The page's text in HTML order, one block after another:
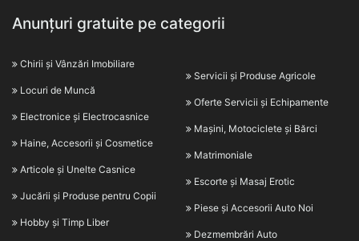
Anunțuri gratuite pe categorii
Chirii și Vânzări Imobiliare
Locuri de Muncă
Electronice și Electrocasnice
Haine, Accesorii și Cosmetice
Articole și Unelte Casnice
Jucării și Produse pentru Copii
Hobby și Timp Liber
Servicii și Produse Agricole
Oferte Servicii și Echipamente
Mașini, Motociclete și Bărci
Matrimoniale
Escorte și Masaj Erotic
Piese și Accesorii Auto Noi
Dezmembrări Auto